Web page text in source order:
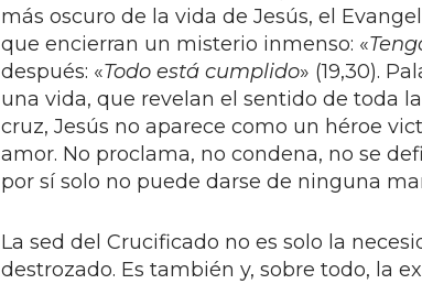
más oscuro de la vida de Jesús, el
que encierran un misterio inmenso: «
después: «Todo está cumplido» (19,30).
una vida, que revelan el sentido de toda
cruz, Jesús no aparece como un héroe
amor. No proclama, no condena, no se
por sí solo no puede darse de ninguna
La sed del Crucificado no es solo la
destrozado. Es también y, sobre todo, la